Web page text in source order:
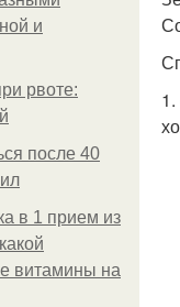
и
рвоте:
после 40
в 1 прием из
витамины на